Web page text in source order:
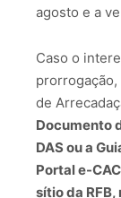
agosto e a
Caso o
de
Documento
DAS ou a
Portal e-
sítio da